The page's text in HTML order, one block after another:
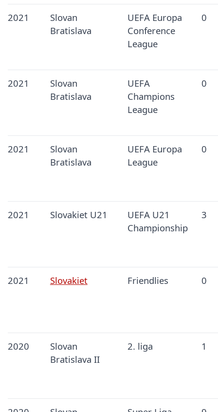
2021
Slovan
Bratislava
UEFA Europa
Conference
League
0
2021
Slovan
Bratislava
UEFA
Champions
League
0
2021
Slovan
Bratislava
UEFA Europa
League
0
2021 Slovakiet U21
UEFA U21
Championship
3
2021 Slovakiet Friendlies 0
2020
Slovan
Bratislava II
2. liga 1